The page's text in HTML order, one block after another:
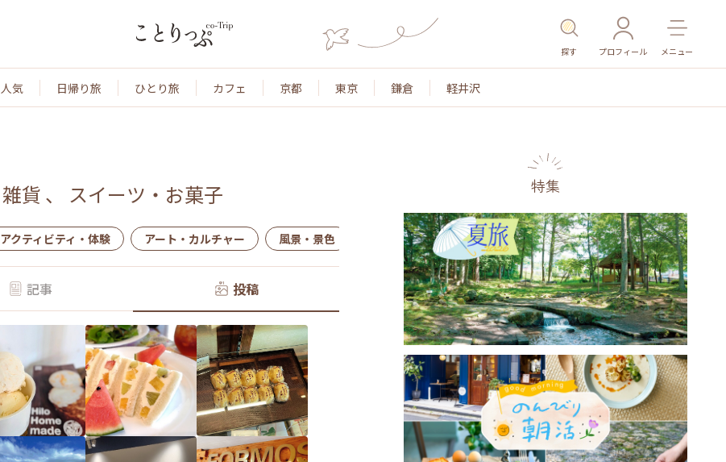
探す プロフィール メニュー
人気 日帰り旅 ひとり旅 カフェ 京都 東京 鎌倉 軽井沢
雑貨 、 スイーツ・お菓子
アクティビティ・体験 アート・カルチャー 風景・景色 名所・旧跡 温泉・スパ その他施設 ごはん
記事 投稿
特集